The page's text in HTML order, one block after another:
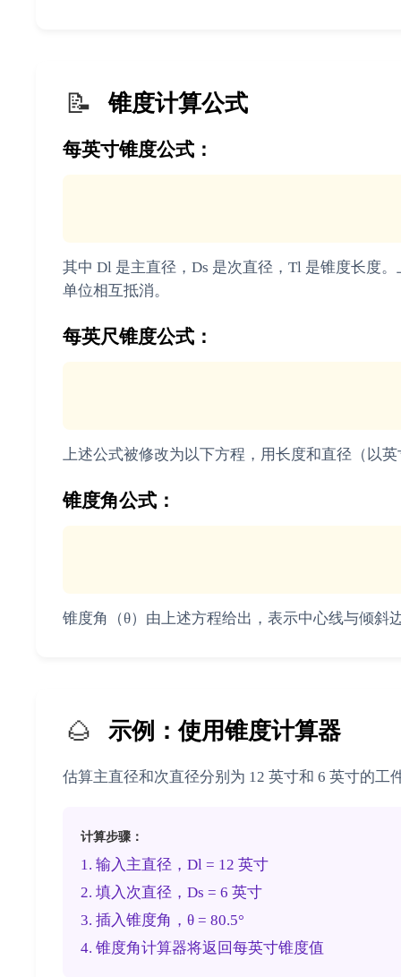
📝 锥度计算公式
每英寸锥度公式：
其中 Dl 是主直径，Ds 是次直径，Tl 是锥度长度
单位相互抵消。
每英尺锥度公式：
上述公式被修改为以下方程，用长度和直径（以
锥度角公式：
锥度角（θ）由上述方程给出，表示中心线与倾斜
🌰 示例：使用锥度计算器
估算主直径和次直径分别为 12 英寸和 6 英寸的工
计算步骤：
1. 输入主直径，Dl = 12 英寸
2. 填入次直径，Ds = 6 英寸
3. 插入锥度角，θ = 80.5°
4. 锥度角计算器将返回每英寸锥度值